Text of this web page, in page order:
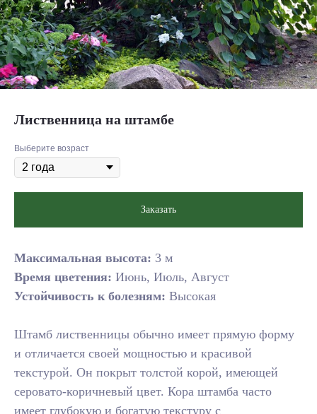
Лиственница на штамбе
Выберите возраст
Заказать
Максимальная высота: 3 м
Время цветения: Июнь, Июль, Август
Устойчивость к болезням: Высокая
Штамб лиственницы обычно имеет прямую форму
и отличается своей мощностью и красивой
текстурой. Он покрыт толстой корой, имеющей
серовато-коричневый цвет. Кора штамба часто
имеет глубокую и богатую текстуру с